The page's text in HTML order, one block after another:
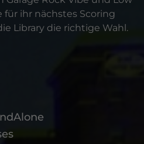
ihr nächstes Scoring
Library die richtige Wahl.